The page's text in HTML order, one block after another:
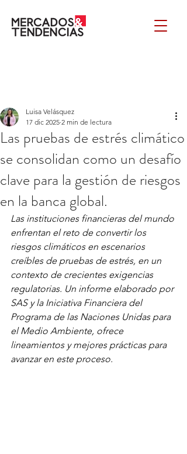
Las pruebas de estrés climático
se consolidan como un desafío
clave para la gestión de riesgos
en la banca global.
Luisa Velásquez
17 dic 2025 2 min de lectura
Las instituciones financieras del mundo
enfrentan el reto de convertir los
riesgos climáticos en escenarios
creíbles de pruebas de estrés, en un
contexto de crecientes exigencias
regulatorias. Un informe elaborado por
SAS y la Iniciativa Financiera del
Programa de las Naciones Unidas para
el Medio Ambiente, ofrece
lineamientos y mejores prácticas para
avanzar en este proceso.